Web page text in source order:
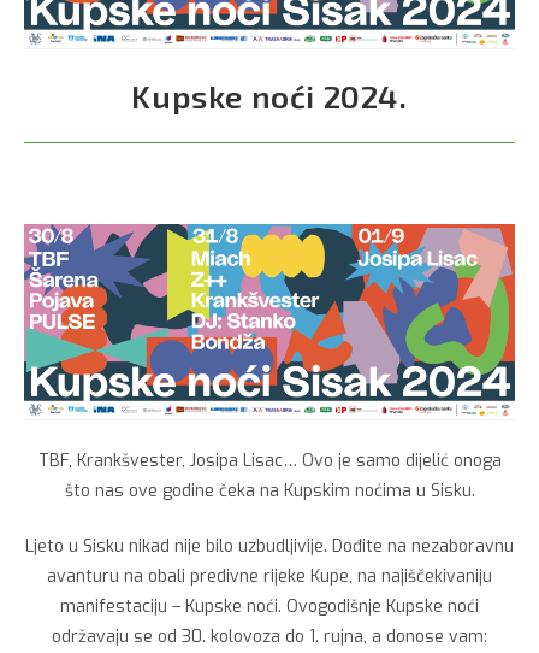
Kupske noći 2024.
TBF, Krankšvester, Josipa Lisac… Ovo je samo dijelić onoga
što nas ove godine čeka na Kupskim noćima u Sisku.
Ljeto u Sisku nikad nije bilo uzbudljivije. Dođite na nezaboravnu
avanturu na obali predivne rijeke Kupe, na najiščekivaniju
manifestaciju – Kupske noći. Ovogodišnje Kupske noći
održavaju se od 30. kolovoza do 1. rujna, a donose vam: